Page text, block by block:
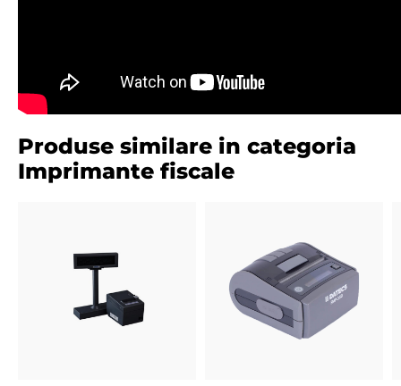
Produse similare in categoria
Imprimante fiscale